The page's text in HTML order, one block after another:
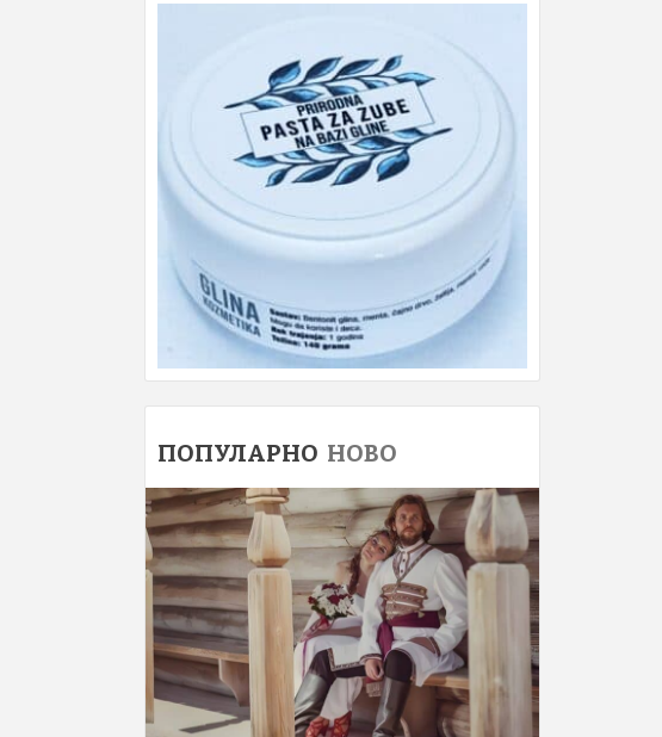
ПОПУЛАРНО НОВО